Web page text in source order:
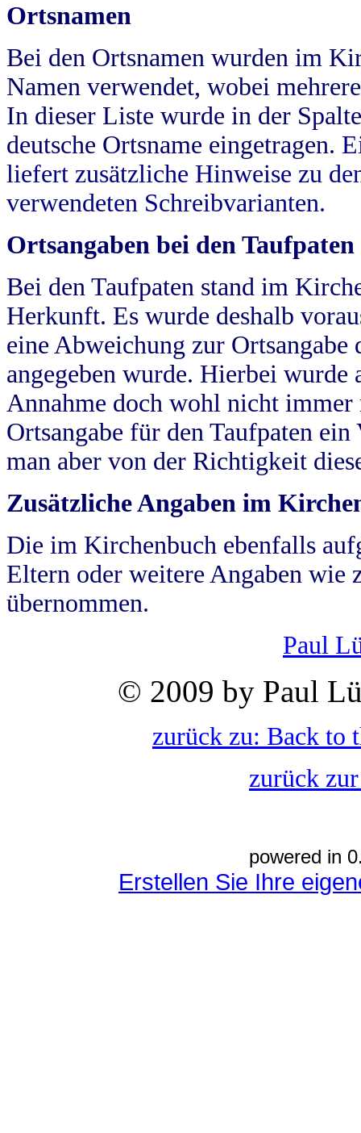
Ortsnamen
Bei den Ortsnamen wurden im
Namen verwendet, wobei
In dieser Liste wurde in der
deutsche Ortsname eingetragen.
liefert zusätzliche Hinweise zu
verwendeten Schreibvarianten.
Ortsangaben bei den Taufpaten
Bei den Taufpaten stand im
Herkunft. Es wurde deshalb
eine Abweichung zur
angegeben wurde. Hierbei wurde
Annahme doch wohl nicht
Ortsangabe für den Taufpaten
man aber von der Richtigkeit
Zusätzliche Angaben im
Die im Kirchenbuch ebenfalls
Eltern oder weitere Angaben wie
übernommen.
Paul
© 2009 by Paul
zurück zu: Back to
zurück
powered in
Erstellen Sie Ihre